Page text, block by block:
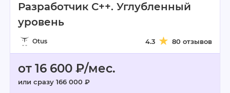
Разработчик С++. Углубленный
уровень
Otus 4.3 80 отзывов
от 16 600 ₽/мес.
или сразу 166 000 ₽